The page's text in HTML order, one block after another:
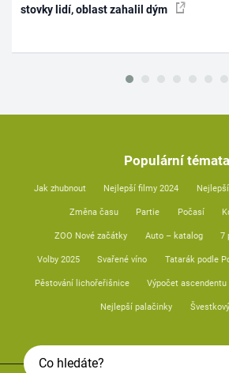
stovky lidí, oblast zahalil dým
Populární témata
Jak zhubnout Nejlepší filmy 2024
Změna času Partie Počasí
ZOO Nové začátky Auto – katalog 7
Volby 2025 Svařené víno Tatarák podle
Pěstování lichořeřišnice Výpočet ascendentu
Nejlepší palačinky